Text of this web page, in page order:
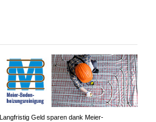
Langfristig Geld sparen dank Meier-